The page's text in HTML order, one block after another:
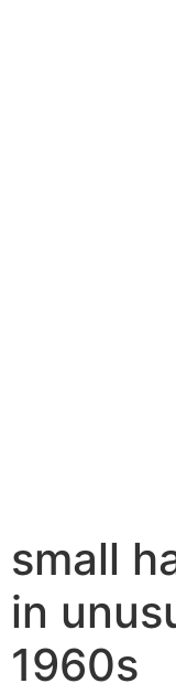
small
in
1960s